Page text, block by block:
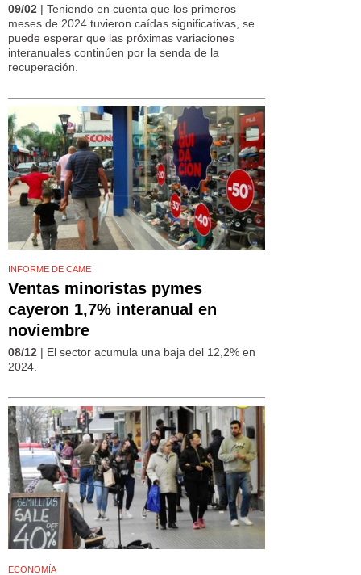
09/02 | Teniendo en cuenta que los primeros
meses de 2024 tuvieron caídas significativas, se
puede esperar que las próximas variaciones
interanuales continúen por la senda de la
recuperación.
INFORME DE CAME
Ventas minoristas pymes
cayeron 1,7% interanual en
noviembre
08/12 | El sector acumula una baja del 12,2% en
2024.
ECONOMÍA